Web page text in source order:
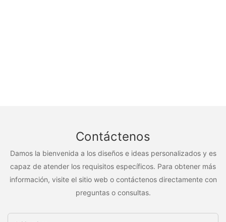
Contáctenos
Damos la bienvenida a los diseños e ideas personalizados y es
capaz de atender los requisitos específicos. Para obtener más
información, visite el sitio web o contáctenos directamente con
preguntas o consultas.